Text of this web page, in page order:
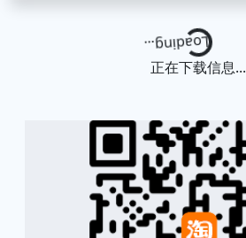
Loading...
正在下载信息...